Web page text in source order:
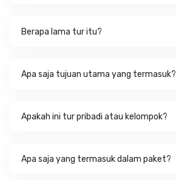
Berapa lama tur itu?
Apa saja tujuan utama yang termasuk?
Apakah ini tur pribadi atau kelompok?
Apa saja yang termasuk dalam paket?